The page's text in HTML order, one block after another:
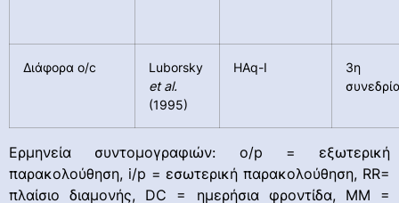
Διάφορα o/c
Luborsky
et al.
(1995)
HAq-I
3η
Ερμηνεία συντομογραφιών: o/p = εξωτερική
παρακολούθηση, i/p = εσωτερική παρακολούθηση, RR=
πλαίσιο διαμονής, DC = ημερήσια φροντίδα, MM =